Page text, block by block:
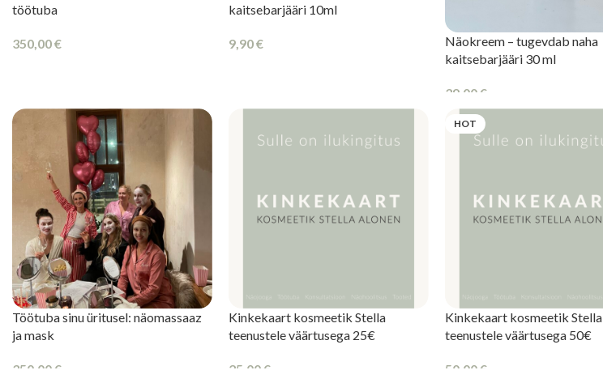
töötuba
350,00€
kaitsebarjääri 10ml
9,90€
Näokreem – tugevdab naha
kaitsebarjääri 30 ml
39,00 €
LISA KORVI
Töötuba sinu üritusel: näomassaaz
ja mask
350,00 €
Kinkekaart kosmeetik Stella
teenustele väärtusega 25€
25,00 €
HOT
Kinkekaart kosmeetik Stella
teenustele väärtusega 50€
50,00 €